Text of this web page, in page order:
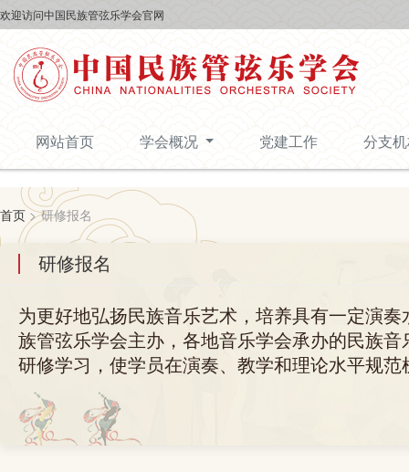
欢迎访问中国民族管弦乐学会官网
网站首页 学会概况 党建工作 分支
首页 > 研修报名
研修报名
为更好地弘扬民族音乐艺术，培养具有一定演
族管弦乐学会主办，各地音乐学会承办的民族
研修学习，使学员在演奏、教学和理论水平规范